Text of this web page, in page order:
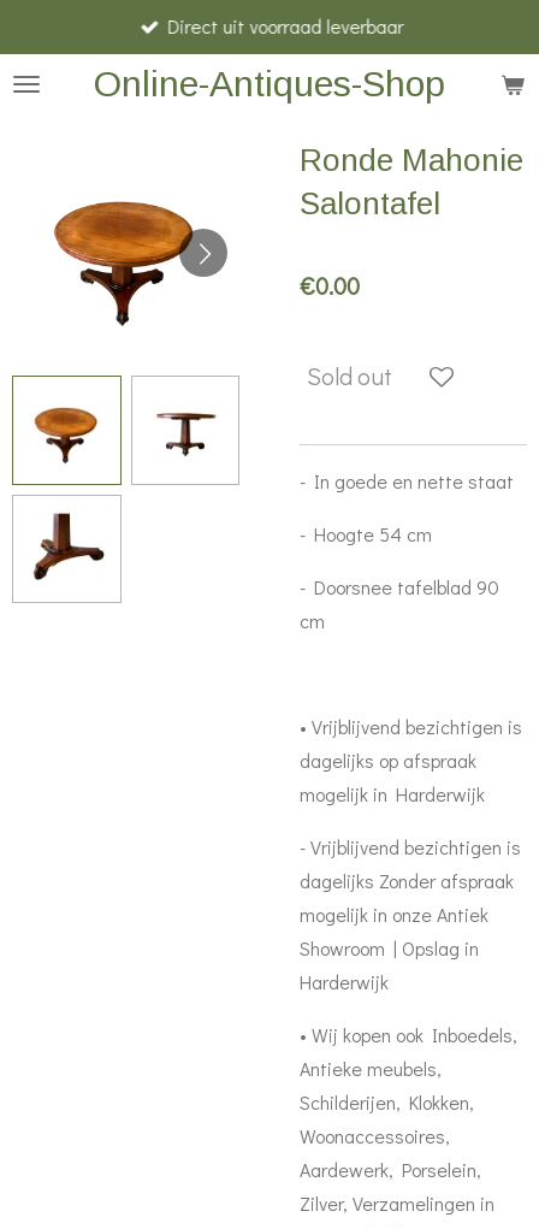
to
main
Online-Antiques-Shop
Direct uit voorraad leverbaar
Ronde Mahonie
Salontafel
€0.00
Sold out
- In goede en nette staat
- Hoogte 54 cm
- Doorsnee tafelblad 90
cm
• Vrijblijvend bezichtigen is
dagelijks op afspraak
mogelijk in Harderwijk
- Vrijblijvend bezichtigen is
dagelijks Zonder afspraak
mogelijk in onze Antiek
Showroom | Opslag in
Harderwijk
• Wij kopen ook Inboedels,
Antieke meubels,
Schilderijen, Klokken,
Woonaccessoires,
Aardewerk, Porselein,
Zilver, Verzamelingen in